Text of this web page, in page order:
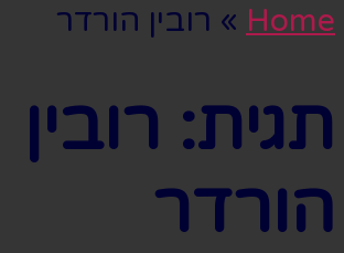
Home
» רובין הורדר
תגית: רובין
הורדר